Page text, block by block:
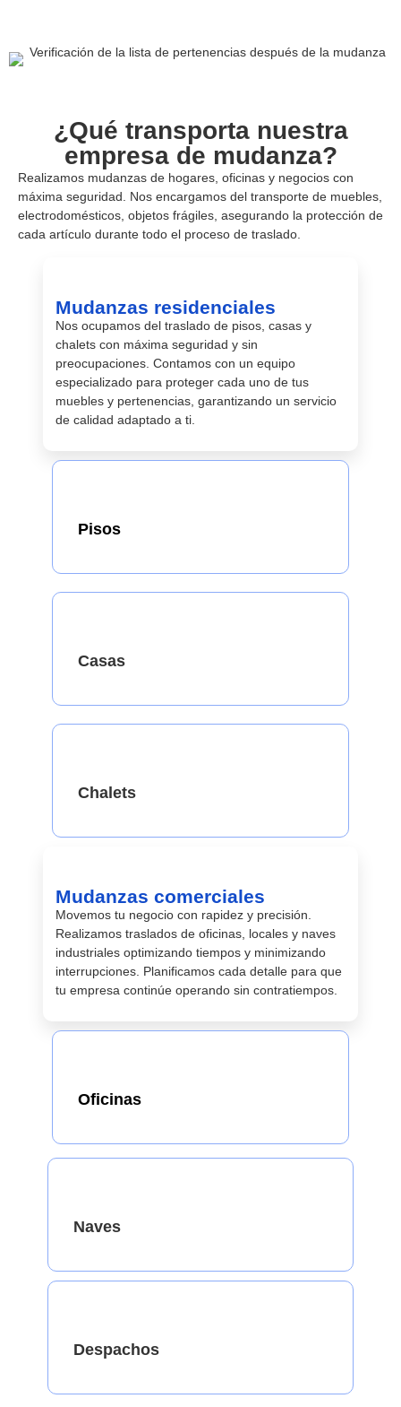
¿Qué transporta nuestra
empresa de mudanza?
Realizamos mudanzas de hogares, oficinas y negocios con
máxima seguridad. Nos encargamos del transporte de muebles,
electrodomésticos, objetos frágiles, asegurando la protección de
cada artículo durante todo el proceso de traslado.
Mudanzas residenciales
Nos ocupamos del traslado de pisos, casas y
chalets con máxima seguridad y sin
preocupaciones. Contamos con un equipo
especializado para proteger cada uno de tus
muebles y pertenencias, garantizando un servicio
de calidad adaptado a ti.
Pisos
Casas
Chalets
Mudanzas comerciales
Movemos tu negocio con rapidez y precisión.
Realizamos traslados de oficinas, locales y naves
industriales optimizando tiempos y minimizando
interrupciones. Planificamos cada detalle para que
tu empresa continúe operando sin contratiempos.
Oficinas
Naves
Despachos